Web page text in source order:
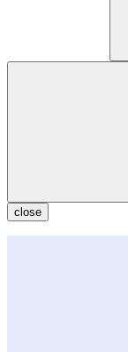
close